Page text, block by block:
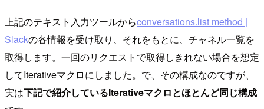
上記のテキスト入力ツールからconversations.list method |
Slackの各情報を受け取り、それをもとに、チャネル一覧を
取得します。一回のリクエストで取得しきれない場合を想定
してIterativeマクロにしました。で、その構成なのですが、
実は下記で紹介しているIterativeマクロとほとんど同じ構成